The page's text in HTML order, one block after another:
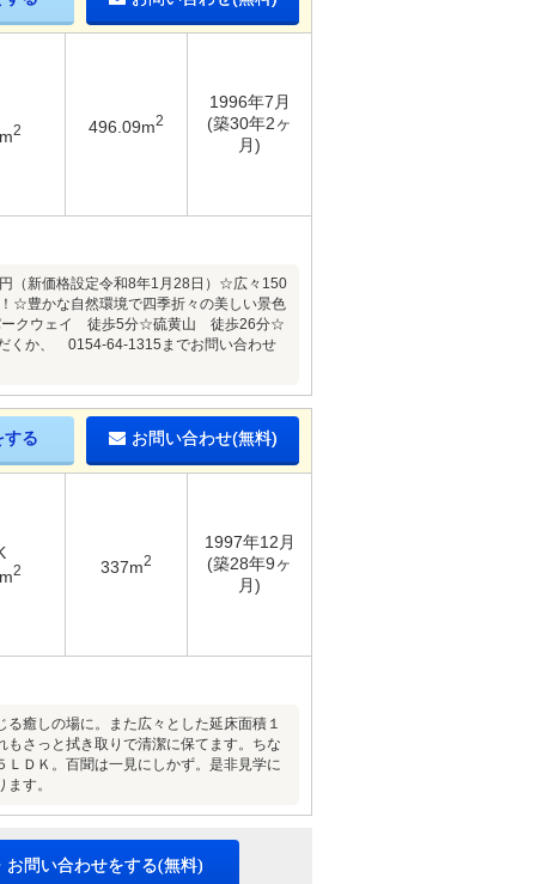
2 496.09m2
1996年7月
(築30年2ヶ
月)
（新価格設定令和8年1月28日）☆広々150
☆豊かな自然環境で四季折々の美しい景色
ークウェイ 徒歩5分☆硫黄山 徒歩26分☆
くか、 0154-64-1315までお問い合わせ
する お問い合わせ(無料)
2 337m2
1997年12月
(築28年9ヶ
月)
癒しの場に。また広々とした延床面積１
さっと拭き取りで清潔に保てます。ちな
ＤＫ。百聞は一見にしかず。是非見学に
す。
お問い合わせをする(無料)